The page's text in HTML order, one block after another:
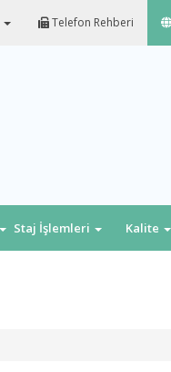
Telefon Rehberi
Staj İşlemleri Kalite